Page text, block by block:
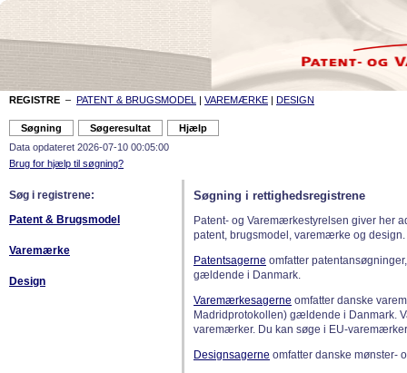
REGISTRE – PATENT & BRUGSMODEL | VAREMÆRKE | DESIGN
Data opdateret 2026-07-10 00:05:00
Brug for hjælp til søgning?
Søg i registrene:
Patent & Brugsmodel
Varemærke
Design
Søgning i rettighedsregistrene
Patent- og Varemærkestyrelsen giver her
patent, brugsmodel, varemærke og design.
Patentsagerne omfatter
gældende i Danmark.
Varemærkesagerne omfatter danske
Madridprotokollen) gældende i Danmark.
varemærker. Du kan søge i EU-
Designsagerne omfatter danske mønster-